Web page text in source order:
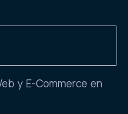
y E-Commerce en